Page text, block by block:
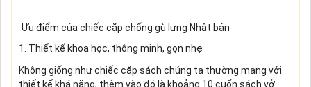
Ưu điểm của chiếc cặp chống gù lưng Nhật bản
1. Thiết kế khoa học, thông minh, gọn nhẹ
Không giống như chiếc cặp sách chúng ta thường mang với
thiết kế khá nặng, thêm vào đó là khoảng 10 cuốn sách vở